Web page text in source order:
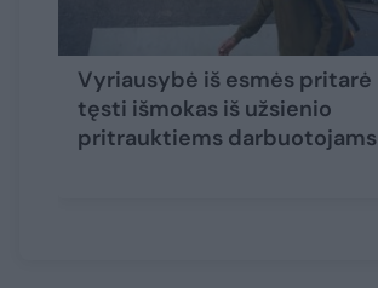
Vyriausybė iš esmės pritarė
tęsti išmokas iš užsienio
pritrauktiems darbuotojams